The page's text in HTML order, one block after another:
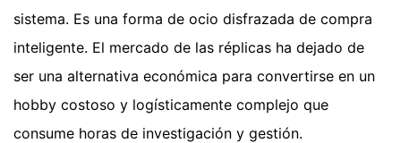
sistema. Es una forma de ocio disfrazada de compra
inteligente. El mercado de las réplicas ha dejado de
ser una alternativa económica para convertirse en un
hobby costoso y logísticamente complejo que
consume horas de investigación y gestión.